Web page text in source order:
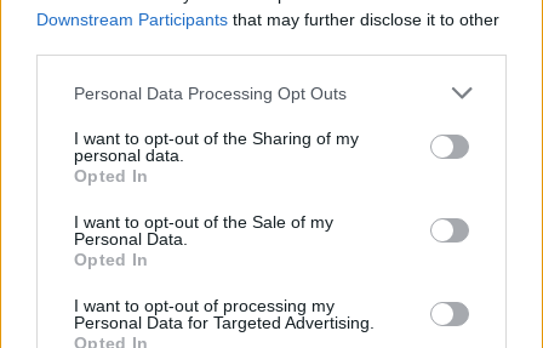
Downstream Participants that may further disclose it to other
Please note that this website/app uses one or more Google
not limited to your visit or usage behaviour. You may click to
grant or deny consent to Google and its third-party tags to
use your data for below specified purposes in below Google
consent section.
Personal Data Processing Opt Outs
I want to opt-out of the Sharing of my
personal data.
Opted In
I want to opt-out of the Sale of my
Personal Data.
Opted In
I want to opt-out of processing my
Personal Data for Targeted Advertising.
Opted In
επεσήμανε ότι ο Δήμος είχε αφήσει την περιοχή
ακαθάριστη από ξερά χόρτα, σε αντίθεση με τον
γι' αυτό διασώθηκαν τα μελίσσια του.
Τέλος, ο ίδιος ξέσπασε στο δικαστήριο
περιγράφοντας τη δημόσια διαπόμπευση που
υπέστη, καθώς η φωτογραφία του κυκλοφόρησε
στο διαδίκτυο, με αποτέλεσμα να δέχεται ακόμη
και απειλές από συναδέλφους του.